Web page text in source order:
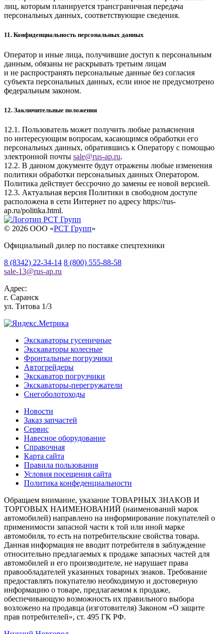
лиц, которым планируется трансграничная передача
персональных данных, соответствующие сведения.
11. Конфиденциальность персональных данных
Оператор и иные лица, получившие доступ к персональным
данным, обязаны не раскрывать третьим лицам
и не распространять персональные данные без согласия
субъекта персональных данных, если иное не предусмотрено
федеральным законом.
12. Заключительные положения
12.1. Пользователь может получить любые разъяснения
по интересующим вопросам, касающимся обработки его
персональных данных, обратившись к Оператору с помощью
электронной почты sale@rus-ap.ru.
12.2. В данном документе будут отражены любые изменения
политики обработки персональных данных Оператором.
Политика действует бессрочно до замены ее новой версией.
12.3. Актуальная версия Политики в свободном доступе
расположена в сети Интернет по адресу https://rus-
ap.ru/politika.html.
© 2026 OOO «РСТ Групп»
Официальный дилер по поставке спецтехники
8 (8342) 22-34-14 8 (800) 555-88-58
sale-13@rus-ap.ru
Адрес:
г. Саранск
ул. Титова 1/3
Экскаваторы гусеничные
Экскаваторы колесные
Фронтальные погрузчики
Автогрейдеры
Экскаватор погрузчики
Экскаваторы-перегружатели
Снегоболотоходы
Новости
Заказ запчастей
Сервис
Навесное оборудование
Справочная
Карта сайта
Правила пользования
Условия посещения сайта
Политика конфеденциальности
Обращаем внимание, указание ТОВАРНЫХ ЗНАКОВ И
ТОРГОВЫХ НАИМЕНОВАНИЙ (наименований марок
автомобилей) направлено на информирование покупателей о
применимости запасной части к той или иной марке
автомобиля, то есть на потребительские свойства товара.
Данная информация не вводит потребителя в заблуждение
относительно предлагаемых к продаже запасных частей для
автомобилей и его производителе, не нарушает права
правообладателей указанных товарных знаков. Требование
предоставлять покупателю необходимую и достоверную
информацию о товаре, предлагаемом к продаже,
обеспечивающую возможность их правильного выбора
возложено на продавца (изготовителя) Законом «О защите
прав потребителей», ст. 495 ГК РФ.